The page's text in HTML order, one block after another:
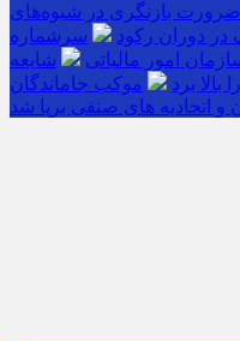
ضرورت بازنگری در شیوه‌های
در دوران رکود
سرشماره «MALIAT»
امور مالیاتی
شایعه
برد
موکب جاماندگان
و اتحادیه های صنفی برپا شد